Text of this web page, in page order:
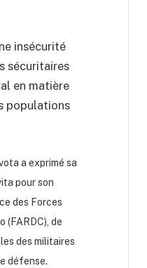
insécurité
sécuritaires
en matière
populations
a exprimé sa
pour son
des Forces
(FARDC), de
des militaires
défense.